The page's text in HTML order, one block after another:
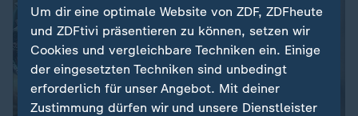
Um dir eine optimale Website von ZDF, ZDFheute
und ZDFtivi präsentieren zu können, setzen wir
Cookies und vergleichbare Techniken ein. Einige
der eingesetzten Techniken sind unbedingt
erforderlich für unser Angebot. Mit deiner
Zustimmung dürfen wir und unsere Dienstleister